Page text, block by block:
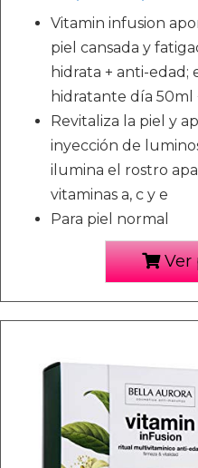
Vitamin infusion
piel cansada y
hidrata + anti-edad;
hidratante día 50ml
Revitaliza la piel y
inyección de
ilumina el rostro
vitaminas a, c y e
Para piel normal
Ver